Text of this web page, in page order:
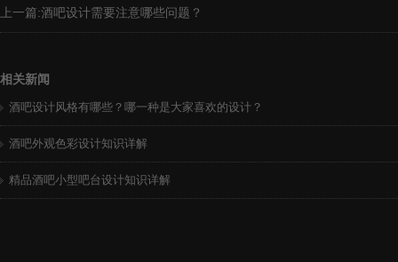
上一篇:酒吧设计需要注意哪些问题？
相关新闻
酒吧设计风格有哪些？哪一种是大家喜欢的设计？
酒吧外观色彩设计知识详解
精品酒吧小型吧台设计知识详解